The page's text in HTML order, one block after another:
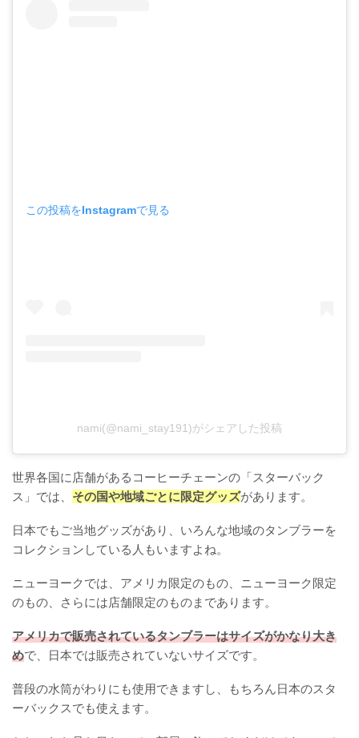
この投稿をInstagramで見る
nami(@nami_stay191)がシェアした投稿
世界各国に店舗があるコーヒーチェーンの「スターバック
ス」では、 その国や地域ごとに限定グッズがあります。
日本でもご当地グッズがあり、いろんな地域のタンブラーを
コレクションしている人もいますよね。
ニューヨークでは、アメリカ限定のもの、ニューヨーク限定
のもの、さらには店舗限定のものまであります。
アメリカで販売されているタンブラーはサイズがかなり大き
めで、日本では販売されていないサイズです。
普段の水筒がわりにも使用できますし、もちろん日本のスタ
ーバックスでも使えます。